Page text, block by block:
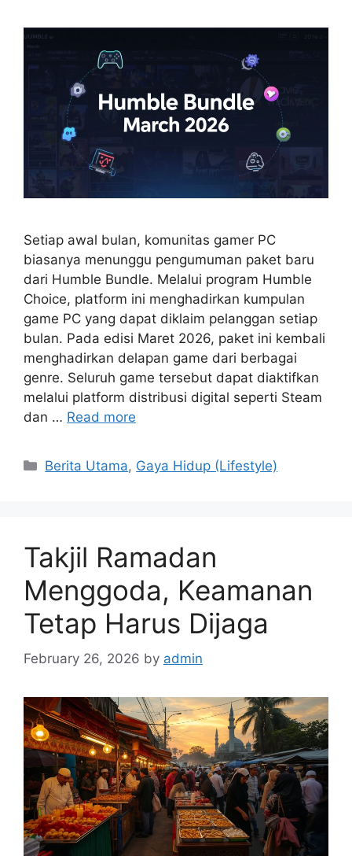
Setiap awal bulan, komunitas gamer PC
biasanya menunggu pengumuman paket baru
dari Humble Bundle. Melalui program Humble
Choice, platform ini menghadirkan kumpulan
game PC yang dapat diklaim pelanggan setiap
bulan. Pada edisi Maret 2026, paket ini kembali
menghadirkan delapan game dari berbagai
genre. Seluruh game tersebut dapat diaktifkan
melalui platform distribusi digital seperti Steam
dan … Read more
C
o
r
i
e
Berita Utama, Gaya Hidup (Lifestyle)
Takjil Ramadan
Menggoda, Keamanan
Tetap Harus Dijaga
February 26, 2026 by admin